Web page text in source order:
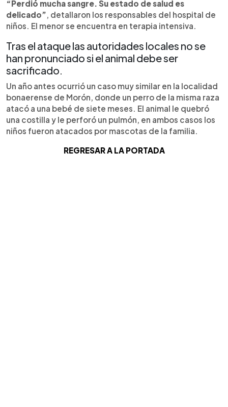
“Perdió mucha sangre. Su estado de salud es
delicado”, detallaron los responsables del hospital de
niños. El menor se encuentra en terapia intensiva.
Tras el ataque las autoridades locales no se
han pronunciado si el animal debe ser
sacrificado.
Un año antes ocurrió un caso muy similar en la localidad
bonaerense de Morón, donde un perro de la misma raza
atacó a una bebé de siete meses. El animal le quebró
una costilla y le perforó un pulmón, en ambos casos los
niños fueron atacados por mascotas de la familia.
REGRESAR A LA PORTADA